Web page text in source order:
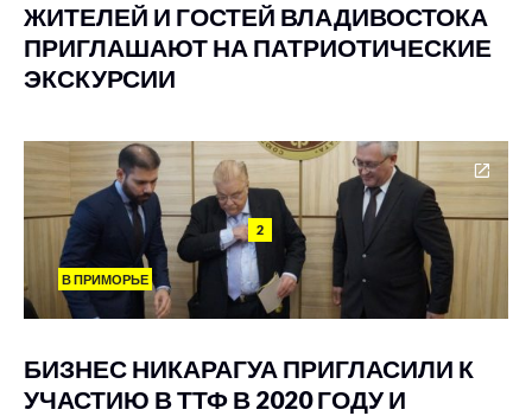
ЖИТЕЛЕЙ И ГОСТЕЙ ВЛАДИВОСТОКА
ПРИГЛАШАЮТ НА ПАТРИОТИЧЕСКИЕ
ЭКСКУРСИИ
2
В ПРИМОРЬЕ
БИЗНЕС НИКАРАГУА ПРИГЛАСИЛИ К
УЧАСТИЮ В ТТФ В 2020 ГОДУ И